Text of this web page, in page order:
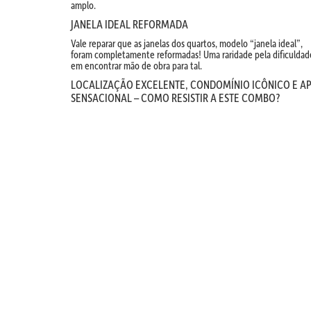
amplo.
JANELA IDEAL REFORMADA
Vale reparar que as janelas dos quartos, modelo “janela ideal”,
foram completamente reformadas! Uma raridade pela
em encontrar mão de obra para tal.
LOCALIZAÇÃO EXCELENTE, CONDOMÍNIO ICÔNICO E
SENSACIONAL – COMO RESISTIR A ESTE COMBO?